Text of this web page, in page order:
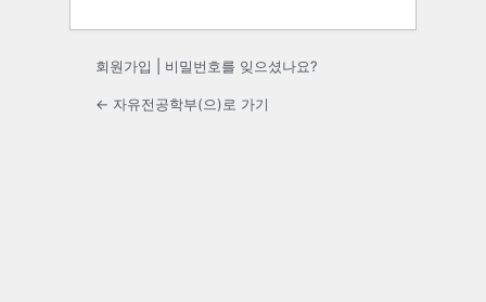
회원가입 비밀번호를 잊으셨나요?
← 자유전공학부(으)로 가기